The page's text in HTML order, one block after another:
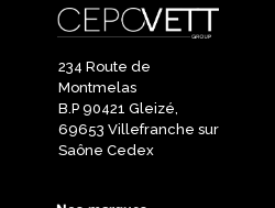
234 Route de
Montmelas
B.P 90421 Gleizé,
69653 Villefranche sur
Saône Cedex